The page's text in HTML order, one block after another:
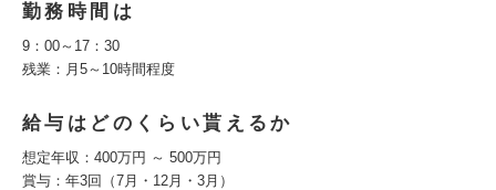
勤務時間は
9：00～17：30
残業：月5～10時間程度
給与はどのくらい貰えるか
想定年収：400万円 ～ 500万円
賞与：年3回（7月・12月・3月）